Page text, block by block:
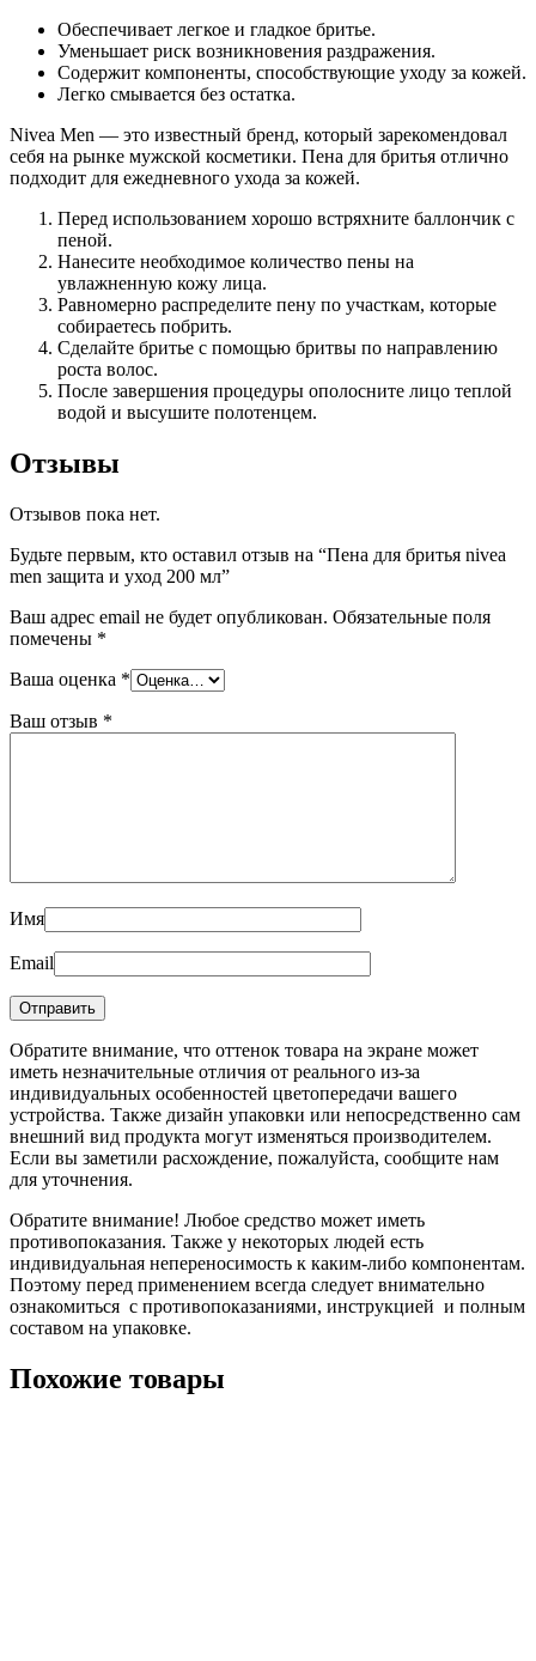
Обеспечивает легкое и гладкое бритье.
Уменьшает риск возникновения раздражения.
Содержит компоненты, способствующие уходу за кожей.
Легко смывается без остатка.
Nivea Men — это известный бренд, который зарекомендовал
себя на рынке мужской косметики. Пена для бритья отлично
подходит для ежедневного ухода за кожей.
Перед использованием хорошо встряхните баллончик с
пеной.
Нанесите необходимое количество пены на
увлажненную кожу лица.
Равномерно распределите пену по участкам, которые
собираетесь побрить.
Сделайте бритье с помощью бритвы по направлению
роста волос.
После завершения процедуры ополосните лицо теплой
водой и высушите полотенцем.
Отзывы
Отзывов пока нет.
Будьте первым, кто оставил отзыв на “Пена для бритья nivea
men защита и уход 200 мл”
Ваш адрес email не будет опубликован. Обязательные поля
помечены *
Ваша оценка *
Ваш отзыв *
Имя
Email
Обратите внимание, что оттенок товара на экране может
иметь незначительные отличия от реального из-за
индивидуальных особенностей цветопередачи вашего
устройства. Также дизайн упаковки или непосредственно сам
внешний вид продукта могут изменяться производителем.
Если вы заметили расхождение, пожалуйста, сообщите нам
для уточнения.
Обратите внимание! Любое средство может иметь
противопоказания. Также у некоторых людей есть
индивидуальная непереносимость к каким-либо компонентам.
Поэтому перед применением всегда следует внимательно
ознакомиться с противопоказаниями, инструкцией и полным
составом на упаковке.
Похожие товары